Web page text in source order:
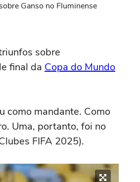
sobre Ganso no Fluminense
sobre
final da Copa do Mundo
como mandante. Como
Uma, portanto, foi no
FIFA 2025).